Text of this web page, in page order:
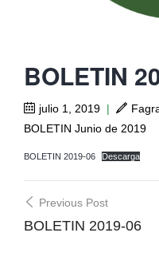
BOLETIN
julio 1, 2019 |
BOLETIN Junio de 2019
BOLETIN 2019-06 Descarga
Post
navigation
Previous Post
BOLETIN 2019-06